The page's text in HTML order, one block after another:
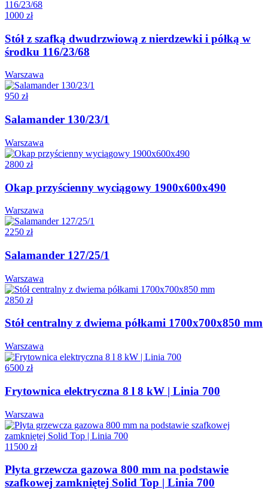
1000 zł
Stół z szafką dwudrzwiową z nierdzewki i półką w
środku 116/23/68
Warszawa
950 zł
Salamander 130/23/1
Warszawa
2800 zł
Okap przyścienny wyciągowy 1900x600x490
Warszawa
2250 zł
Salamander 127/25/1
Warszawa
2850 zł
Stół centralny z dwiema półkami 1700x700x850 mm
Warszawa
6500 zł
Frytownica elektryczna 8 l 8 kW | Linia 700
Warszawa
11500 zł
Płyta grzewcza gazowa 800 mm na podstawie
szafkowej zamkniętej Solid Top | Linia 700